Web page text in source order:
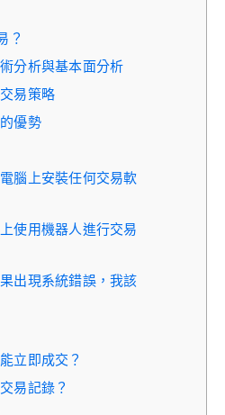
？
分析與基本面分析
易策略
優勢
腦上安裝任何交易軟
使用機器人進行交易
出現系統錯誤，我該
立即成交？
易記錄？